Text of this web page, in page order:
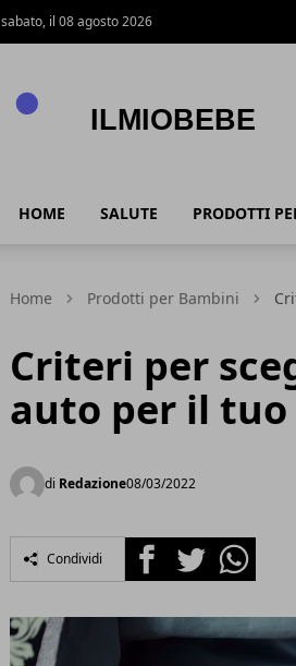
sabato, il 08 agosto 2026
HOME SALUTE PRODOTTI
Home Prodotti per Bambini
Criteri per
auto per il
di Redazione08/03/2022
Condividi FacebookTwitterWhatsapp